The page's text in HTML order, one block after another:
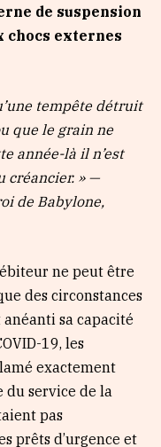
de suspension
chocs externes
tempête détruit
que le grain ne
année-là il n’est
créancier. » —
de Babylone,
ne peut être
des circonstances
sa capacité
19, les
exactement
du service de la
pas
prêts d’urgence et